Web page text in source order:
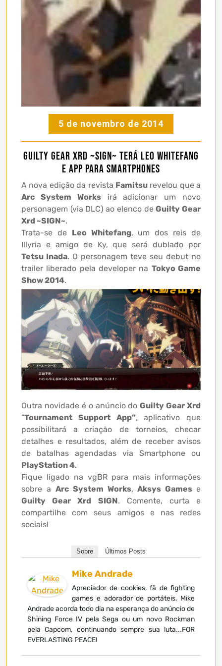
5 de novembro de 2014
Guilty Gear Xrd ~SIGN~ terá Leo Whitefang
e app para Smartphones
A nova edição da revista Famitsurevelou que a
Arc System Worksirá adicionar um novo
personagem (via DLC) ao elenco deGuilty Gear
Xrd ~SIGN~.
Trata-se de Leo Whitefang, um dos reis de
Illyria e amigo de Ky, que será dublado por
Tetsu Inada. O personagem teve seu debut no
trailer liberado pela developer na Tokyo Game
Show 2014.
Outra novidade é o anúncio doGuilty Gear Xrd
“Tournament Support App”, aplicativo que
possibilitará a criação de torneios, checar
detalhes e resultados, além de receber avisos
de batalhas agendadas via Smartphone ou
PlayStation 4.
Fique ligado na vgBR para mais informações
sobre a Arc System Works, Aksys Games e
Guilty Gear Xrd SIGN. Comente, curta e
compartilhe com seus amigos e nas redes
sociais!
Sobre Últimos Posts
Mike Andrade
Apreciador de cookies, fã de fighting
games e adorador de portáteis, Mike
Andrade acorda todo dia na esperança do anúncio de
Shining Force IV pela Sega ou um novo Rockman
pela Capcom, continuando sempre sua luta...FOR
EVERLASTING PEACE!